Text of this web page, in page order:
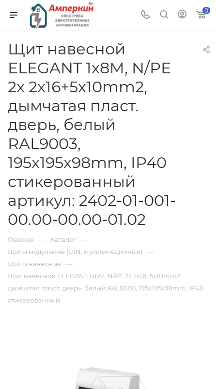
0
Щит навесной
ELEGANT 1x8M, N/PE
2x 2x16+5x10mm2,
дымчатая пласт.
дверь, белый
RAL9003,
195x195x98mm, IP40
стикерованный
артикул: 2402-01-001-
00.00-00.00-01.02
Главная — Каталог —
Щиты модульные (DIN, мультимедийные) —
Щиты навесные —
Щит навесной ELEGANT 1x8M, N/PE 2x 2x16+5x10mm2,
дымчатая пласт. дверь, белый RAL9003, 195x195x98mm, IP40
стикерованный